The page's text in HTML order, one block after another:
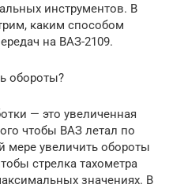
инструментов. В
каким способом
на ВАЗ-2109.
обороты?
— это увеличенная
чтобы ВАЗ летал по
мере увеличить обороты
стрелка тахометра
значениях. В